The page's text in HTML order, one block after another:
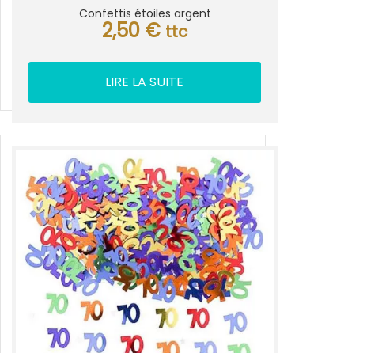
Confettis étoiles argent
2,50 € ttc
LIRE LA SUITE